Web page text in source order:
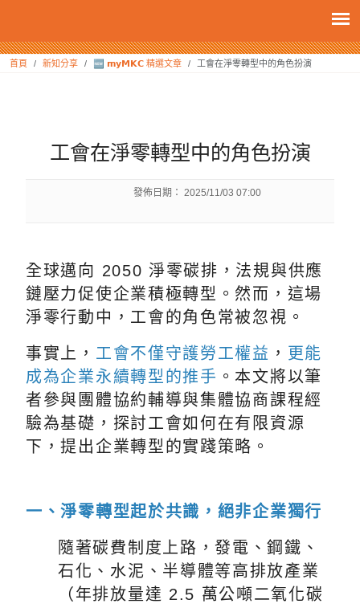
首頁 新知分享 🆕 𝗺𝘆𝗠𝗞𝗖 精選文章 工會在淨零轉型中的角色扮演
工會在淨零轉型中的角色扮演
發佈日期： 2025/11/03 07:00
全球邁向 2050 淨零碳排，法規與供應
鏈壓力促使企業積極轉型。然而，這場
淨零行動中，工會的角色常被忽視。
事實上， 工會不僅守護勞工權益 ， 更能
成為企業永續轉型的推手 。本文將以筆
者參與團體協約輔導與集體協商課程經
驗為基礎，探討工會如何在有限資源
下，提出企業轉型的實踐策略。
一、淨零轉型起於共識，絕非企業獨行
隨著碳費制度上路，發電、鋼鐵、
石化、水泥、半導體等高排放產業
（年排放量達 2.5 萬公噸二氧化碳